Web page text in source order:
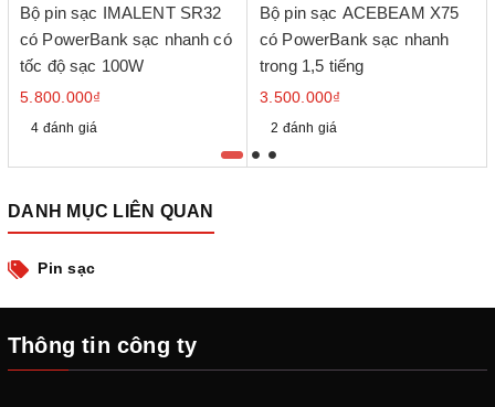
Bộ pin sạc IMALENT SR32
có PowerBank sạc nhanh có
tốc độ sạc 100W
5.800.000₫
4 đánh giá
Bộ pin sạc ACEBEAM X75
có PowerBank sạc nhanh
trong 1,5 tiếng
3.500.000₫
2 đánh giá
DANH MỤC LIÊN QUAN
Pin sạc
Thông tin công ty